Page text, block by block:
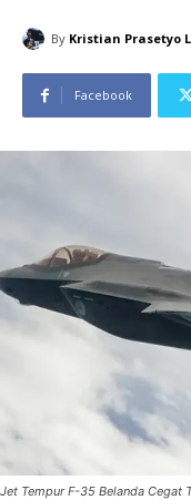
By Kristian Prasetyo
Facebook
Jet Tempur F-35 Belanda Cegat